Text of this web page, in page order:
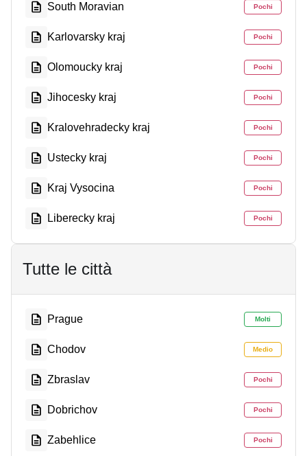
South Moravian Pochi
Karlovarsky kraj Pochi
Olomoucky kraj Pochi
Jihocesky kraj Pochi
Kralovehradecky kraj Pochi
Ustecky kraj Pochi
Kraj Vysocina Pochi
Liberecky kraj Pochi
Tutte le città
Prague Molti
Chodov Medio
Zbraslav Pochi
Dobrichov Pochi
Zabehlice Pochi